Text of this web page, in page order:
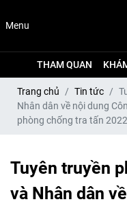
Menu
THAM QUAN
Trang chủ Tin tức
Nhân dân về nội dung
phòng chống tra tấn
Tuyên truyền
và Nhân dân